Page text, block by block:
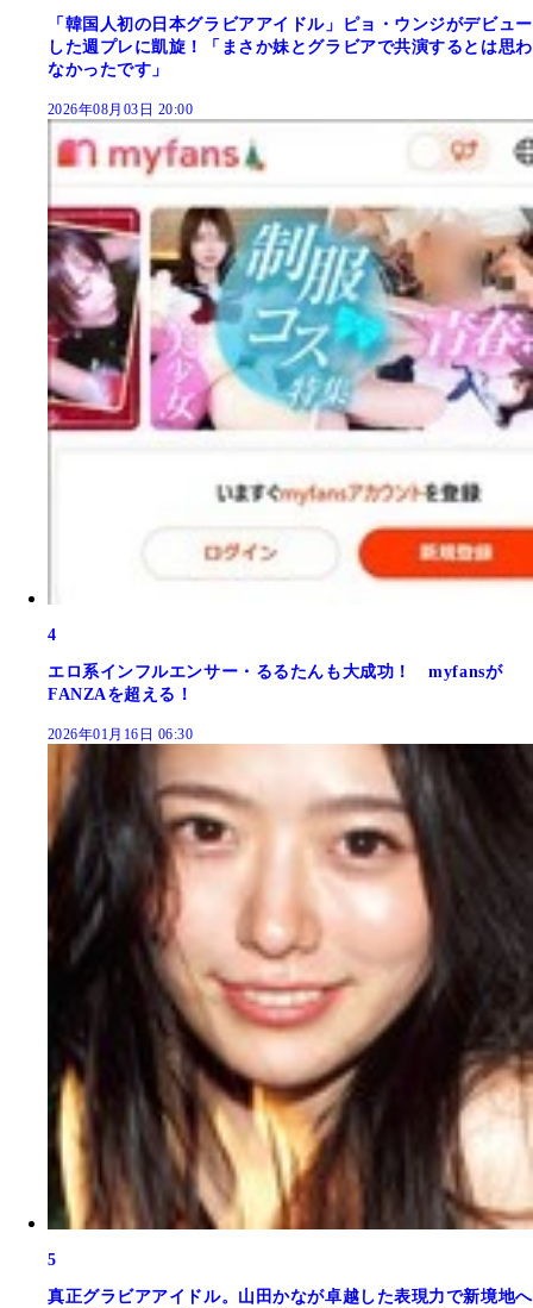
「韓国人初の日本グラビアアイドル」ピョ・ウンジがデビュー
した週プレに凱旋！「まさか妹とグラビアで共演するとは思わ
なかったです」
2026年08月03日 20:00
4
エロ系インフルエンサー・るるたんも大成功！ myfansが
FANZAを超える！
2026年01月16日 06:30
5
真正グラビアアイドル。山田かなが卓越した表現力で新境地へ